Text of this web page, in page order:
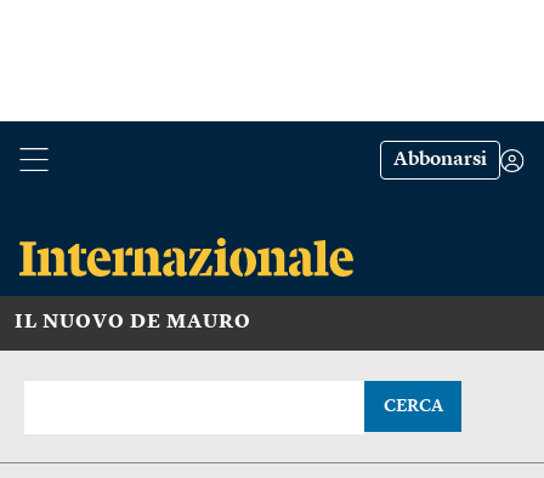
Abbonarsi
IL NUOVO DE MAURO
CERCA